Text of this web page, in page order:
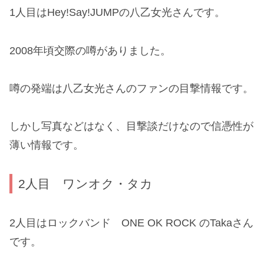
1人目はHey!Say!JUMPの八乙女光さんです。
2008年頃交際の噂がありました。
噂の発端は八乙女光さんのファンの目撃情報です。
しかし写真などはなく、目撃談だけなので信憑性が
薄い情報です。
2人目 ワンオク・タカ
2人目はロックバンド ONE OK ROCK のTakaさん
です。